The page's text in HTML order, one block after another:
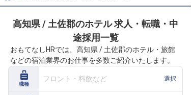
就職・転職 合同説明会
おもてなしHRについて
ご利用の流れ
高知県 / 土佐郡のホテル 求人・転職・中
途採用一覧
おもてなしHRでは、高知県 / 土佐郡のホテル・旅館
などの宿泊業界のお仕事を多数ご紹介いたします。
職種
フロント・料飲など 選択